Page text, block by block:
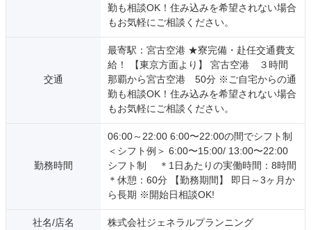
勤も相談OK！住み込みを希望されない場合
もお気軽にご相談ください。
交通
最寄駅：宮古空港 ★寮完備・赴任交通費支
給！ 【東京方面より】 宮古空港 ３時間
那覇から宮古空港 50分 ※ご自宅からの通
勤も相談OK！住み込みを希望されない場合
もお気軽にご相談ください。
勤務時間
06:00～22:00 6:00〜22:00の間でシフト制
＜シフト例＞ 6:00〜15:00/ 13:00〜22:00
シフト制 ＊1日あたりの実働時間：8時間
＊休憩：60分 【勤務期間】 即日～3ヶ月か
ら長期 ※開始日相談OK!
社名/店名 株式会社ジェネラルプランニング